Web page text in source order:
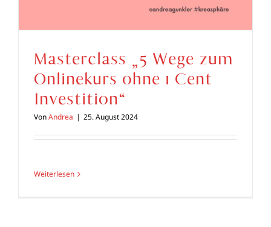
Masterclass „5 Wege zum
Onlinekurs ohne 1 Cent
Investition“
VonAndrea | 25. August 2024
Weiterlesen